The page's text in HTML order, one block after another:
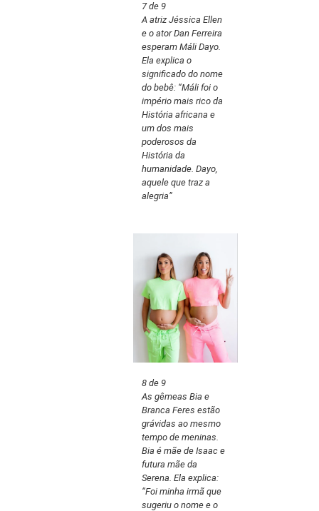
7 de 9
A atriz Jéssica Ellen
e o ator Dan Ferreira
esperam Máli Dayo.
Ela explica o
significado do nome
do bebê: “Máli foi o
império mais rico da
História africana e
um dos mais
poderosos da
História da
humanidade. Dayo,
aquele que traz a
alegria”
8 de 9
As gêmeas Bia e
Branca Feres estão
grávidas ao mesmo
tempo de meninas.
Bia é mãe de Isaac e
futura mãe da
Serena. Ela explica:
“Foi minha irmã que
sugeriu o nome e o